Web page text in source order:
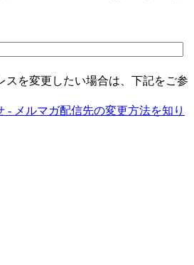
スを変更したい場合は、下記をご参
- メルマガ配信先の変更方法を知り